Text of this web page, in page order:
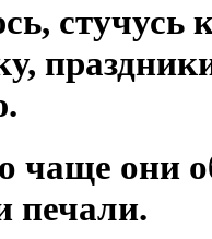
стучусь
чаще они
печали.